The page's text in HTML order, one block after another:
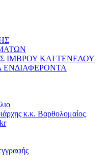
ΙΜΒΡΟΥ ΚΑΙ ΤΕΝΕΔΟΥ
ΕΝΔΙΑΦΕΡΟΝΤΑ
κ.κ. Βαρθολομαίος